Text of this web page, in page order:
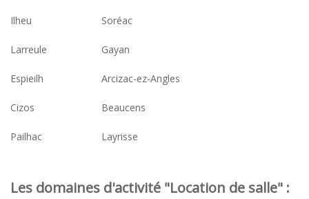
Ilheu Soréac
Larreule Gayan
Espieilh Arcizac-ez-Angles
Cizos Beaucens
Pailhac Layrisse
Les domaines d'activité "Location de salle" :